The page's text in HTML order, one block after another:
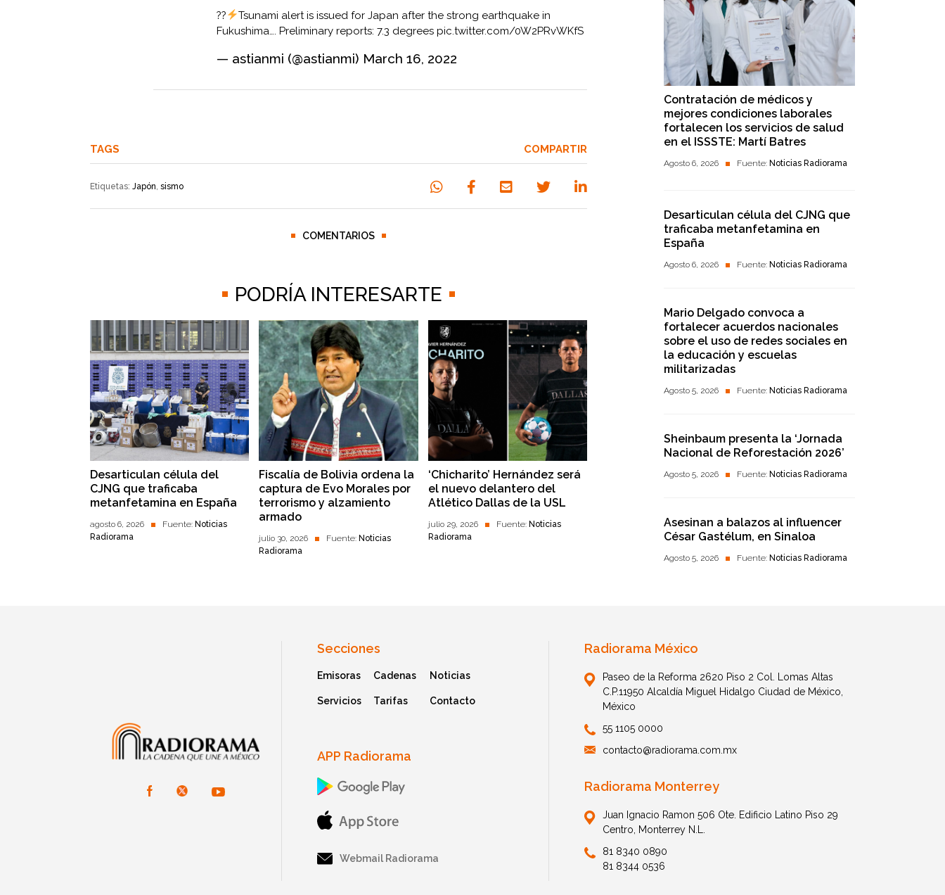
??
Tsunami alert is issued for Japan after the strong earthquake in
Fukushima…. Preliminary reports: 7.3 degrees pic.twitter.com/0W2PRvWKfS
— astianmi (@astianmi) March 16, 2022
TAGS
Etiquetas: Japón sismo
COMPARTIR
COMENTARIOS
PODRÍA INTERESARTE
Desarticulan célula del
CJNG que traficaba
metanfetamina en España
agosto 6, 2026 Fuente: Noticias
Radiorama
Fiscalía de Bolivia ordena la
captura de Evo Morales por
terrorismo y alzamiento
armado
julio 30, 2026 Fuente:Noticias
Radiorama
‘Chicharito’ Hernández será
el nuevo delantero del
Atlético Dallas de la USL
julio 29, 2026 Fuente: Noticias
Radiorama
Contratación de médicos y
mejores condiciones laborales
fortalecen los servicios de salud
en el ISSSTE: Martí Batres
Agosto 6, 2026 Fuente: Noticias Radiorama
Desarticulan célula del CJNG que
traficaba metanfetamina en
España
Agosto 6, 2026 Fuente: Noticias Radiorama
Mario Delgado convoca a
fortalecer acuerdos nacionales
sobre el uso de redes sociales en
la educación y escuelas
militarizadas
Agosto 5, 2026 Fuente: Noticias Radiorama
Sheinbaum presenta la ‘Jornada
Nacional de Reforestación 2026’
Agosto 5, 2026 Fuente: Noticias Radiorama
Asesinan a balazos al influencer
César Gastélum, en Sinaloa
Agosto 5, 2026 Fuente: Noticias Radiorama
Secciones
Emisoras Cadenas Noticias
Servicios Tarifas Contacto
APP Radiorama
Webmail Radiorama
Radiorama México
Paseo de la Reforma 2620 Piso 2 Col. Lomas Altas
C.P.11950 Alcaldía Miguel Hidalgo Ciudad de México,
México
55 1105 0000
contacto@radiorama.com.mx
Radiorama Monterrey
Juan Ignacio Ramon 506 Ote. Edificio Latino Piso 29
Centro, Monterrey N.L.
81 8340 0890
81 8344 0536